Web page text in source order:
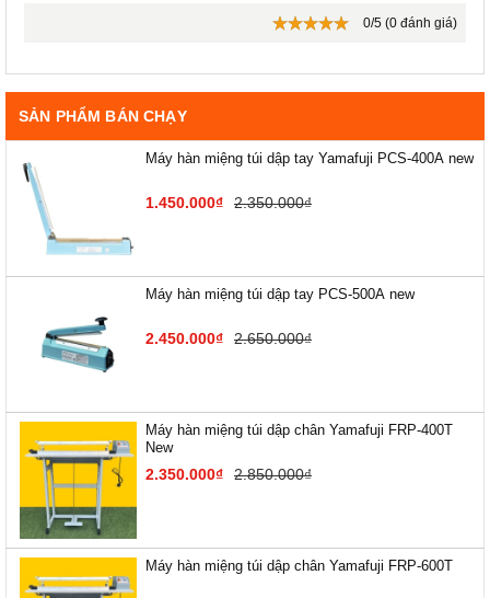
0/5 (0 đánh giá)
SẢN PHẨM BÁN CHẠY
Máy hàn miệng túi dập tay Yamafuji PCS-400A new
1.450.000₫ 2.350.000₫
Máy hàn miệng túi dập tay PCS-500A new
2.450.000₫ 2.650.000₫
Máy hàn miệng túi dập chân Yamafuji FRP-400T
New
2.350.000₫ 2.850.000₫
Máy hàn miệng túi dập chân Yamafuji FRP-600T